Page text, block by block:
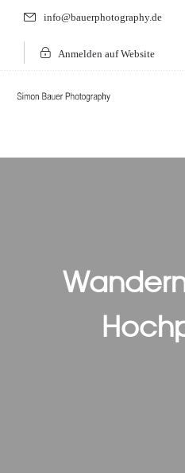
info@bauerphotography.de
Anmelden auf Website